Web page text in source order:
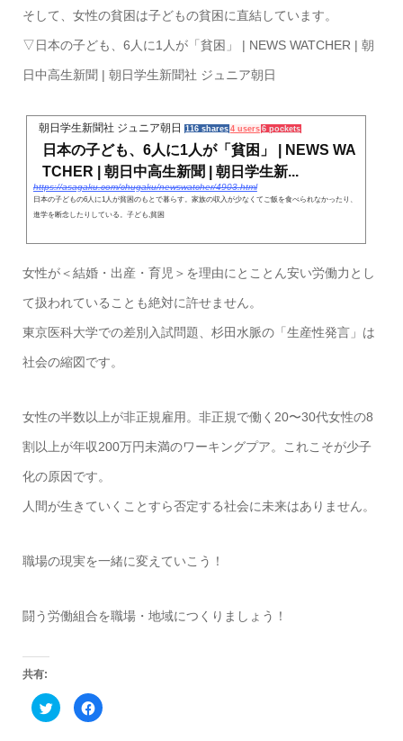
そして、女性の貧困は子どもの貧困に直結しています。
▽日本の子ども、6人に1人が「貧困」 | NEWS WATCHER | 朝
日中高生新聞 | 朝日学生新聞社 ジュニア朝日
朝日学生新聞社 ジュニア朝日 116 shares 4 users 6 pockets
日本の子ども、6人に1人が「貧困」 | NEWS WA
TCHER | 朝日中高生新聞 | 朝日学生新...
https://asagaku.com/chugaku/newswatcher/4903.html
日本の子どもの6人に1人が貧困のもとで暮らす。家族の収入が少なくてご飯を食べられなかったり、
進学を断念したりしている。子ども,貧困
女性が＜結婚・出産・育児＞を理由にとことん安い労働力とし
て扱われていることも絶対に許せません。
東京医科大学での差別入試問題、杉田水脈の「生産性発言」は
社会の縮図です。
女性の半数以上が非正規雇用。非正規で働く20〜30代女性の8
割以上が年収200万円未満のワーキングプア。これこそが少子
化の原因です。
人間が生きていくことすら否定する社会に未来はありません。
職場の現実を一緒に変えていこう！
闘う労働組合を職場・地域につくりましょう！
共有:
ク
リ
F
a